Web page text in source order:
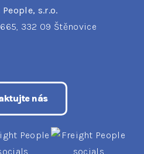
s.r.o.
332 09 Štěnovice
nás